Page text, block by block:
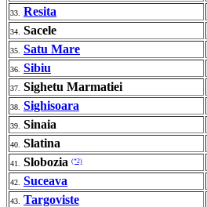
33. Resita
34. Sacele
35. Satu Mare
36. Sibiu
37. Sighetu Marmatiei
38. Sighisoara
39. Sinaia
40. Slatina
41. Slobozia (*2)
42. Suceava
43. Targoviste